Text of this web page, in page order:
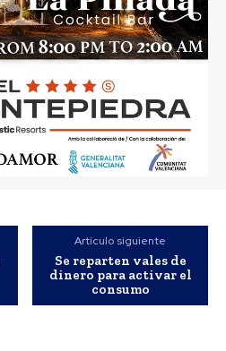
Artículo siguiente
Se reparten vales de
dinero para activar el
consumo